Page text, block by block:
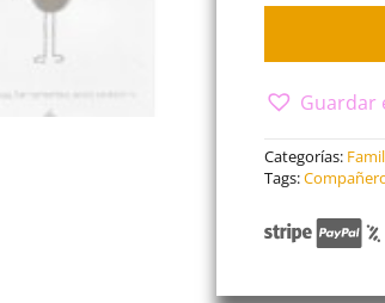
Guardar
Categorías:
Tags: